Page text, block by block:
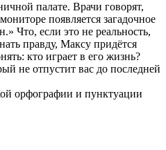
палате. Врачи говорят,
появляется загадочное
Что, если это не реальность,
правду, Максу придётся
кто играет в его жизнь?
не отпустит вас до последней
орфографии и пунктуации